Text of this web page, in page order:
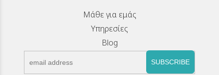
Μάθε για εμάς
Υπηρεσίες
Blog
SUBSCRIBE